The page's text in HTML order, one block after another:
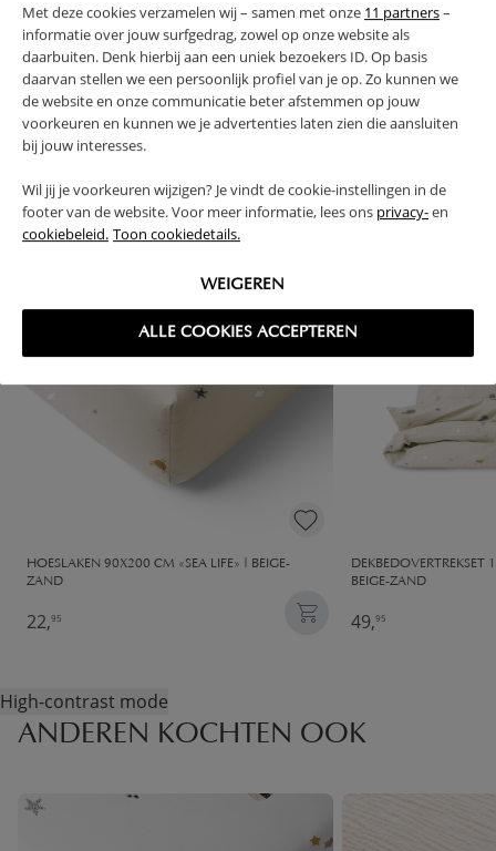
Met deze cookies verzamelen wij – samen met onze 11 partners–
informatie over jouw surfgedrag, zowel op onze website als
daarbuiten. Denk hierbij aan een uniek bezoekers ID. Op basis
daarvan stellen we een persoonlijk profiel van je op. Zo kunnen we
de website en onze communicatie beter afstemmen op jouw
voorkeuren en kunnen we je advertenties laten zien die aansluiten
bij jouw interesses.
Wil jij je voorkeuren wijzigen? Je vindt de cookie-instellingen in de
footer van de website. Voor meer informatie, lees ons privacy-en
cookiebeleid. Toon cookiedetails.
WEIGEREN
ALLE COOKIES ACCEPTEREN
RETOUREN
High-contrast mode
HOESLAKEN 90X200 CM «SEA LIFE» | BEIGE-
ZAND
22,95
DEKBEDOVERTREKSET
BEIGE-ZAND
49,95
High-contrast mode
ANDEREN KOCHTEN OOK